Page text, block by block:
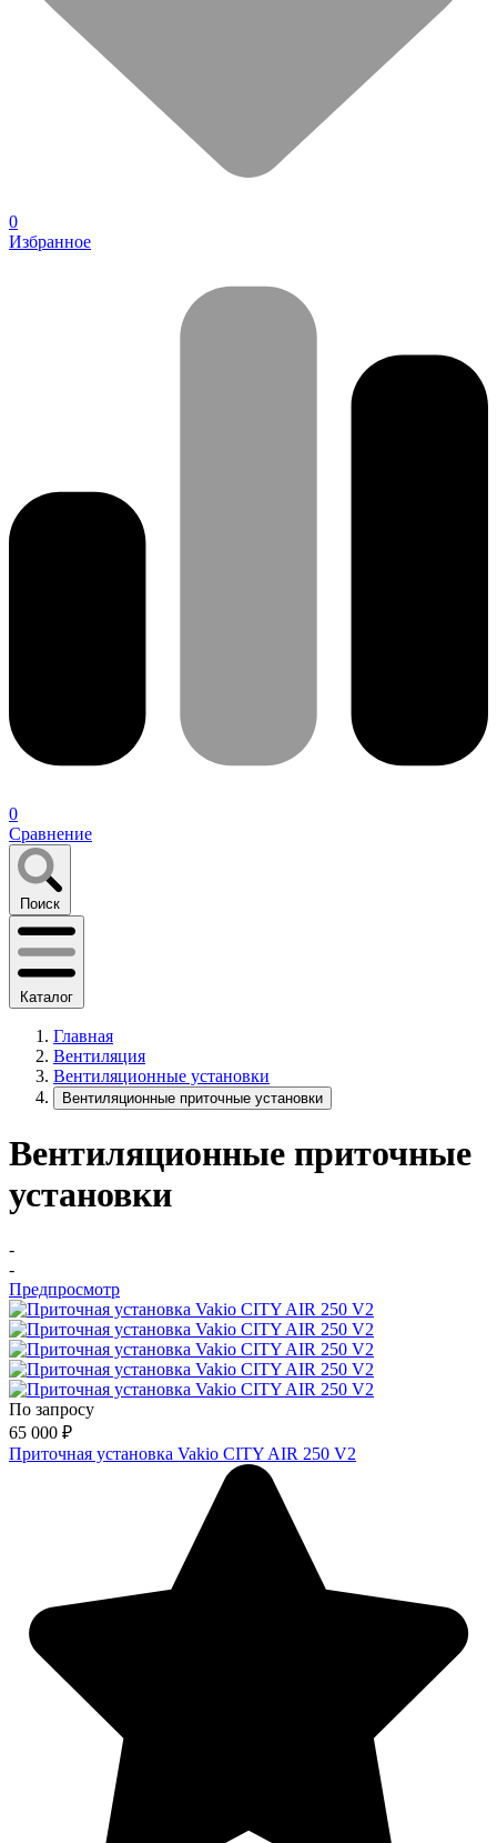
0
Избранное
0
Сравнение
Поиск
Каталог
Главная
Вентиляция
Вентиляционные установки
Вентиляционные приточные установки
Вентиляционные приточные
установки
-
-
Предпросмотр
По запросу
65 000 ₽
Приточная установка Vakio CITY AIR 250 V2